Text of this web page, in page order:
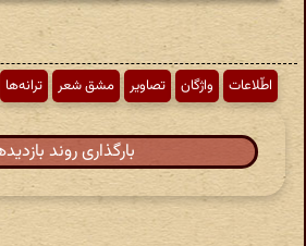
اطّلاعات واژگان تصاویر مشق شعر ترانه‌ها
بارگذاری روند